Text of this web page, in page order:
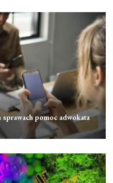
pomoc adwokata